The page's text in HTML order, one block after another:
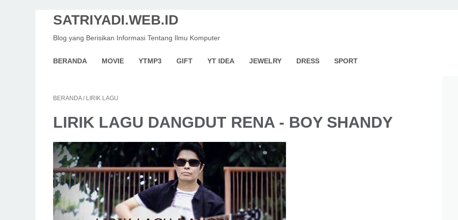
SATRIYADI.WEB.ID
Blog yang Berisikan Informasi Tentang Ilmu Komputer
BERANDA MOVIE YTMP3 GIFT YT IDEA JEWELRY DRESS SPORT
BERANDA / LIRIK LAGU
LIRIK LAGU DANGDUT RENA - BOY SHANDY